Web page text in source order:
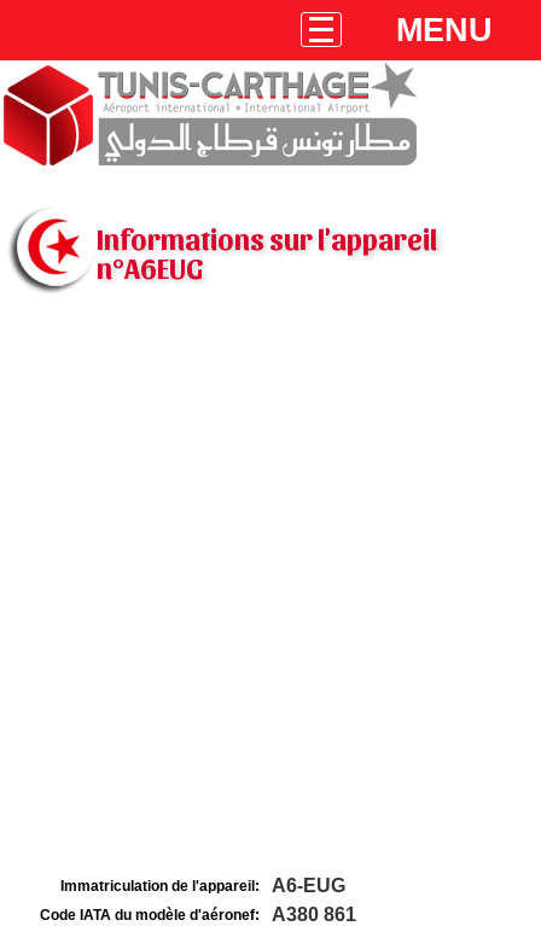
MENU
Informations sur l'appareil
n°A6EUG
Immatriculation de l'appareil: A6-EUG
Code IATA du modèle d'aéronef: A380 861